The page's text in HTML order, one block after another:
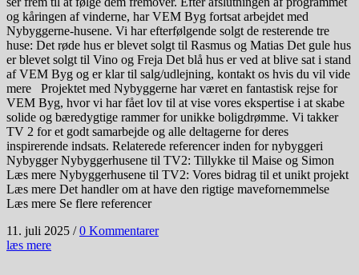
og kåringen af vinderne, har VEM Byg fortsat arbejdet med
Nybyggerne-husene. Vi har efterfølgende solgt de resterende tre
huse: Det røde hus er blevet solgt til Rasmus og Matias Det gule hus
er blevet solgt til Vino og Freja Det blå hus er ved at blive sat i stand
af VEM Byg og er klar til salg/udlejning, kontakt os hvis du vil vide
mere Projektet med Nybyggerne har været en fantastisk rejse for
VEM Byg, hvor vi har fået lov til at vise vores ekspertise i at skabe
solide og bæredygtige rammer for unikke boligdrømme. Vi takker
TV 2 for et godt samarbejde og alle deltagerne for deres
inspirerende indsats. Relaterede referencer inden for nybyggeri
Nybygger Nybyggerhusene til TV2: Tillykke til Maise og Simon
Læs mere Nybyggerhusene til TV2: Vores bidrag til et unikt projekt
Læs mere Det handler om at have den rigtige mavefornemmelse​
Læs mere Se flere referencer
11. juli 2025 / 0 Kommentarer
læs mere